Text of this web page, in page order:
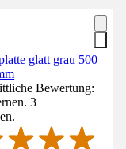
glatt grau 500
Bewertung:
3